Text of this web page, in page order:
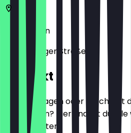
Berlin
Petersburger Straße 16
Kontakt
Hast du Fragen oder möchtest
reservieren? Hier findest du
Kontaktdaten.